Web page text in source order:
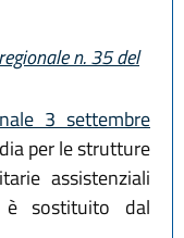
n. 35 del
3 settembre
per le strutture
assistenziali
è sostituito dal